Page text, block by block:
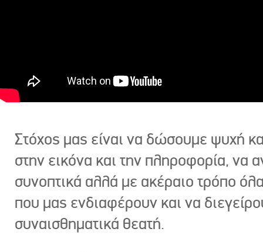
Στόχος μας είναι να δώσουμε ψυχή
στην εικόνα και την πληροφορία, να
συνοπτικά αλλά με ακέραιο τρόπο
που μας ενδιαφέρουν και να
συναισθηματικά θεατή.